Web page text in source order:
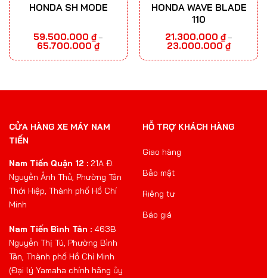
HONDA SH MODE
59.500.000 ₫ –
65.700.000₫Khoảng
giá:
HONDA WAVE BLADE
110
21.300.000 ₫ –
23.000.000₫Khoảng
giá:
CỬA HÀNG XE MÁY NAM
TIẾN
Nam Tiến Quận 12 : 21A Đ.
Nguyễn Ảnh Thủ, Phường Tân
Thới Hiệp, Thành phố Hồ Chí
Minh
Nam Tiến Bình Tân : 463B
Nguyễn Thị Tú, Phường Bình
Tân, Thành phố Hồ Chí Minh
(Đại lý Yamaha chính hãng ủy
HỖ TRỢ KHÁCH HÀNG
Giao hàng
Bảo mật
Riêng tư
Báo giá